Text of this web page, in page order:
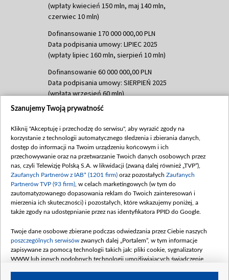
(wpłaty kwiecień 150 mln, maj 140 mln,
czerwiec 10 mln)
Dofinansowanie 170 000 000,00 PLN
Data podpisania umowy: LIPIEC 2025
(wpłaty lipiec 160 mln, sierpień 10 mln)
Dofinansowanie 60 000 000,00 PLN
Data podpisania umowy: SIERPIEŃ 2025
(wpłata wrzesień 60 mln)
Dofinansowanie 635 783 051,21 PLN
(wpłata wrzesień 100 mln, październik 350
mln, listopad 265 mln)
Dofinansowanie 48 862 000,00 PLN
Data podpisania umowy: GRUDZIEŃ 2025
(wpłata grudzień 60,548 mln)
Dofinansowanie 900 000 000,00 PLN
Data podpisania umowy: LUTY 2026 (wpłata
kwiecień 180 mln, 7 maja 180 mln, 8
czerwca 90 mln)
Dofinansowanie 250 000 000,00 PLN
Szanujemy Twoją prywatność
Kliknij "Akceptuję i przechodzę do serwisu", aby wyrazić zgody na
korzystanie z technologii automatycznego śledzenia i zbierania danych,
dostęp do informacji na Twoim urządzeniu końcowym i ich
przechowywanie oraz na przetwarzanie Twoich danych osobowych przez
nas, czyli Telewizję Polską S.A. w likwidacji (zwaną dalej również „TVP”),
Zaufanych Partnerów z IAB* (1201 firm) oraz pozostałych Zaufanych
Partnerów TVP (93 firm) , w celach marketingowych (w tym do
zautomatyzowanego dopasowania reklam do Twoich zainteresowań i
mierzenia ich skuteczności) i pozostałych, które wskazujemy poniżej, a
także zgody na udostępnianie przez nas identyfikatora PPID do Google.
Twoje dane osobowe zbierane podczas odwiedzania przez Ciebie naszych
poszczególnych serwisów zwanych dalej „Portalem”, w tym informacje
zapisywane za pomocą technologii takich jak: pliki cookie, sygnalizatory
WWW lub innych podobnych technologii umożliwiających świadczenie